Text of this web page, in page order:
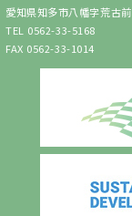
愛知県知多市八幡字荒古
TEL 0562-33-5168
FAX 0562-33-1014